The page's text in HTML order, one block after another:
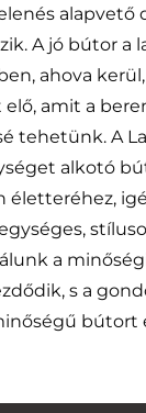
alapvető
A jó bútor a
ahova
amit a
tehetünk. A
alkotó
életteréhez,
a
s a
bútort